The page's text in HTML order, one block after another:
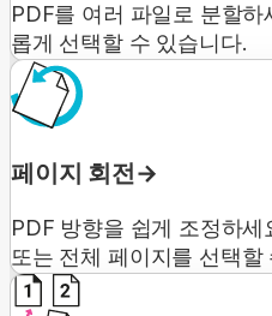
PDF를 여러 파일로 분할
롭게 선택할 수 있습니다.
페이지 회전
PDF 방향을 쉽게 조정하
또는 전체 페이지를 선택할